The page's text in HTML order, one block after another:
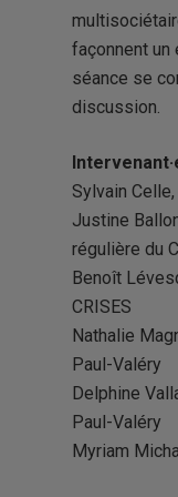
façonnent un
séance se
discussion.
Sylvain
Justine
régulière du
Benoît
CRISES
Nathalie
Paul-Valéry
Delphine
Paul-Valéry
Myriam